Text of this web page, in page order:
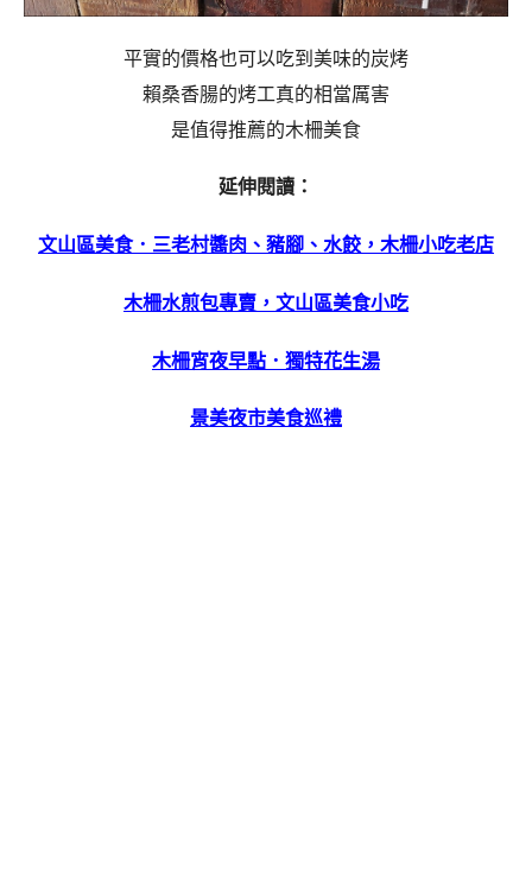
平實的價格也可以吃到美味的炭烤
賴桑香腸的烤工真的相當厲害
是值得推薦的木柵美食
延伸閱讀：
文山區美食．三老村醬肉、豬腳、水餃，木柵小吃老店
木柵水煎包專賣，文山區美食小吃
木柵宵夜早點．獨特花生湯
景美夜市美食巡禮